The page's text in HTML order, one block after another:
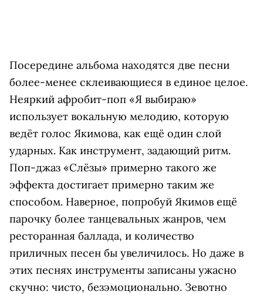
Посередине альбома находятся две песни
более-менее склеивающиеся в единое целое.
Неяркий афробит-поп «Я выбираю»
использует вокальную мелодию, которую
ведёт голос Якимова, как ещё один слой
ударных. Как инструмент, задающий ритм.
Поп-джаз «Слёзы» примерно такого же
эффекта достигает примерно таким же
способом. Наверное, попробуй Якимов ещё
парочку более танцевальных жанров, чем
ресторанная баллада, и количество
приличных песен бы увеличилось. Но даже в
этих песнях инструменты записаны ужасно
скучно: чисто, безэмоционально. Зевотно